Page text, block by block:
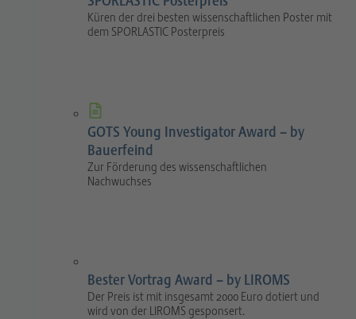
Küren der drei besten wissenschaftlichen Poster mit
dem SPORLASTIC Posterpreis
GOTS Young Investigator Award – by
Bauerfeind
Zur Förderung des wissenschaftlichen
Nachwuchses
Bester Vortrag Award – by LIROMS
Der Preis ist mit insgesamt 2000 Euro dotiert und
wird von der LIROMS gesponsert.